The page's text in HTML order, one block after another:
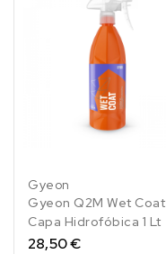
Gyeon
Gyeon Q2M Wet Coat
Capa Hidrofóbica 1 Lt
28,50 €